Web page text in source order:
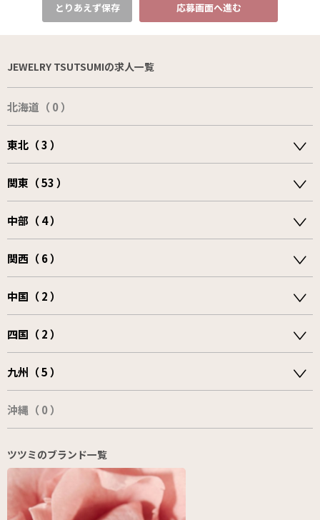
とりあえず保存 応募画面へ進む
JEWELRY TSUTSUMIの求人一覧
北海道（ 0 ）
東北（ 3 ）
関東（ 53 ）
中部（ 4 ）
関西（ 6 ）
中国（ 2 ）
四国（ 2 ）
九州（ 5 ）
沖縄（ 0 ）
ツツミのブランド一覧